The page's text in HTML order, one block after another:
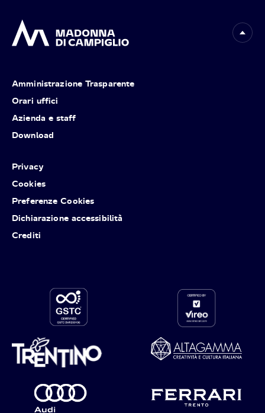
Amministrazione Trasparente
Orari uffici
Azienda e staff
Download
Privacy
Cookies
Preferenze Cookies
Dichiarazione accessibilità
Crediti